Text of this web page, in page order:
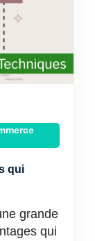
qui
grande
qui